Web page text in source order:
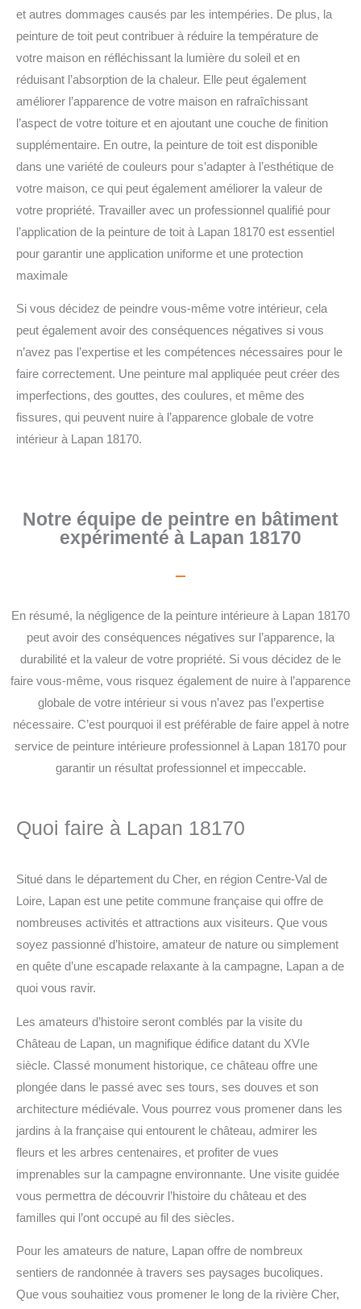
et autres dommages causés par les intempéries. De plus, la
peinture de toit peut contribuer à réduire la température de
votre maison en réfléchissant la lumière du soleil et en
réduisant l’absorption de la chaleur. Elle peut également
améliorer l’apparence de votre maison en rafraîchissant
l’aspect de votre toiture et en ajoutant une couche de finition
supplémentaire. En outre, la peinture de toit est disponible
dans une variété de couleurs pour s’adapter à l’esthétique de
votre maison, ce qui peut également améliorer la valeur de
votre propriété. Travailler avec un professionnel qualifié pour
l’application de la peinture de toit à Lapan 18170 est essentiel
pour garantir une application uniforme et une protection
maximale
Si vous décidez de peindre vous-même votre intérieur, cela
peut également avoir des conséquences négatives si vous
n’avez pas l’expertise et les compétences nécessaires pour le
faire correctement. Une peinture mal appliquée peut créer des
imperfections, des gouttes, des coulures, et même des
fissures, qui peuvent nuire à l’apparence globale de votre
intérieur à Lapan 18170.
Notre équipe de peintre en bâtiment
expérimenté à Lapan 18170
En résumé, la négligence de la peinture intérieure à Lapan 18170
peut avoir des conséquences négatives sur l’apparence, la
durabilité et la valeur de votre propriété. Si vous décidez de le
faire vous-même, vous risquez également de nuire à l’apparence
globale de votre intérieur si vous n’avez pas l’expertise
nécessaire. C’est pourquoi il est préférable de faire appel à notre
service de peinture intérieure professionnel à Lapan 18170 pour
garantir un résultat professionnel et impeccable.
Quoi faire à Lapan 18170
Situé dans le département du Cher, en région Centre-Val de
Loire, Lapan est une petite commune française qui offre de
nombreuses activités et attractions aux visiteurs. Que vous
soyez passionné d’histoire, amateur de nature ou simplement
en quête d’une escapade relaxante à la campagne, Lapan a de
quoi vous ravir.
Les amateurs d’histoire seront comblés par la visite du
Château de Lapan, un magnifique édifice datant du XVIe
siècle. Classé monument historique, ce château offre une
plongée dans le passé avec ses tours, ses douves et son
architecture médiévale. Vous pourrez vous promener dans les
jardins à la française qui entourent le château, admirer les
fleurs et les arbres centenaires, et profiter de vues
imprenables sur la campagne environnante. Une visite guidée
vous permettra de découvrir l’histoire du château et des
familles qui l’ont occupé au fil des siècles.
Pour les amateurs de nature, Lapan offre de nombreux
sentiers de randonnée à travers ses paysages bucoliques.
Que vous souhaitiez vous promener le long de la rivière Cher,